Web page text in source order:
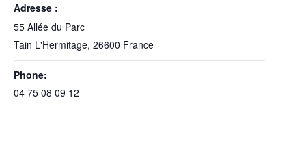
Adresse :
55 Allée du Parc
Tain L'Hermitage, 26600 France
Phone:
04 75 08 09 12